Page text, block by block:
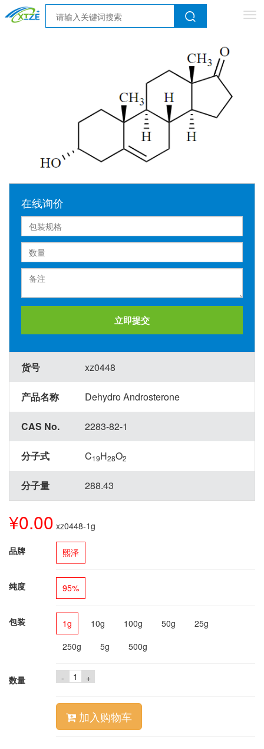
在线询价
立即提交
货号 xz0448
产品名称 Dehydro Androsterone
CAS No. 2283-82-1
分子式 C19H28O2
分子量 288.43
¥0.00 xz0448-1g
品牌 熙泽
纯度 95%
包装 1g 10g 100g 50g
25g
250g
5g 500g
数量 - +
加入购物车